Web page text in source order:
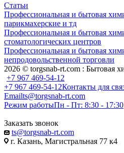
Статьи
Профессиональная и бытовая
парикмахерские и тд
Профессиональная и бытовая
стоматологических центров
Профессиональная и бытовая
непродовольственной торговли
2026 © torgsnab-rt.com : Бытовая
+7 967 469-54-12
+7 967 469-54-12Контакты для
Emailts@torgsnab-rt.com
Режим работыПн - Пт: 8:30 - 17:30
Заказать звонок
ts@torgsnab-rt.com
г. Казань, Магистральная 77 к4